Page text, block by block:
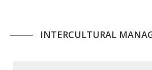
INTERCULTURAL